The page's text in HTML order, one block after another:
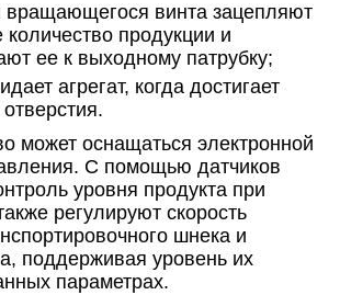
вращающегося винта зацепляют
продукции и
ее к выходному патрубку;
агрегат, когда достигает
может оснащаться электронной
С помощью датчиков
уровня продукта при
регулируют скорость
шнека и
поддерживая уровень их
параметрах.